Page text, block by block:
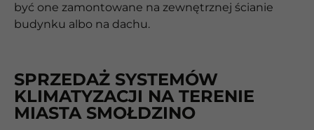
być one zamontowane na zewnętrznej ścianie
budynku albo na dachu.
SPRZEDAŻ SYSTEMÓW
KLIMATYZACJI NA TERENIE
MIASTA SMOŁDZINO